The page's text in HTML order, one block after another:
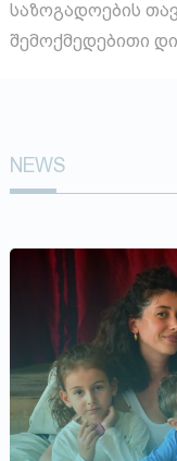
საზოგადოების
შემოქმედებითი
NEWS